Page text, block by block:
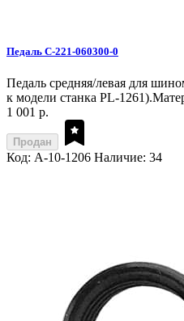
Педаль C-221-060300-0
Педаль средняя/левая для
к модели станка PL-
1 001 р.
Продан
Код: A-10-1206 Наличие: 34